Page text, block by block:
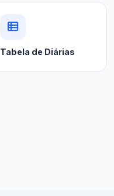
Tabela de Diárias